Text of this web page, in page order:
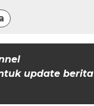
update berita